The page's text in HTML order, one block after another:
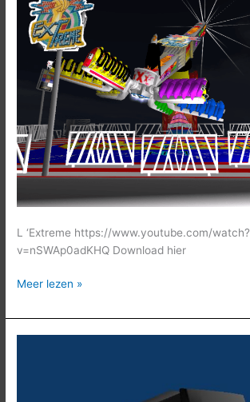
L ‘Extreme https://www.youtube.com/watch?
v=nSWAp0adKHQ Download hier
Meer lezen »